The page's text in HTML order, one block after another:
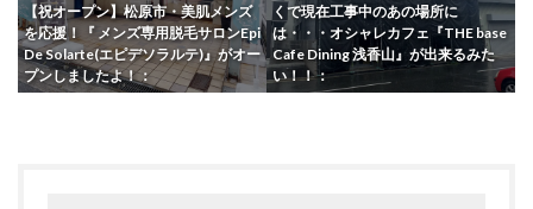
【祝オープン】松原市・美肌メンズ
を応援！『 メンズ専用脱毛サロンEpi
De Solarte(エピデソラルテ)』がオー
プンしましたよ！：
くで現在工事中のあの場所に
は・・・オシャレカフェ『THE base
Cafe Dining 浅香山』が出来るみた
い！！：